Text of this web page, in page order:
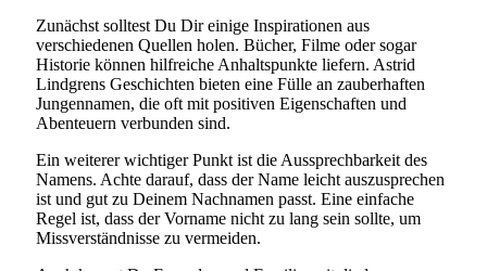
Zunächst solltest Du Dir einige Inspirationen aus
verschiedenen Quellen holen. Bücher, Filme oder sogar
Historie können hilfreiche Anhaltspunkte liefern. Astrid
Lindgrens Geschichten bieten eine Fülle an zauberhaften
Jungennamen, die oft mit positiven Eigenschaften und
Abenteuern verbunden sind.
Ein weiterer wichtiger Punkt ist die Aussprechbarkeit des
Namens. Achte darauf, dass der Name leicht auszusprechen
ist und gut zu Deinem Nachnamen passt. Eine einfache
Regel ist, dass der Vorname nicht zu lang sein sollte, um
Missverständnisse zu vermeiden.